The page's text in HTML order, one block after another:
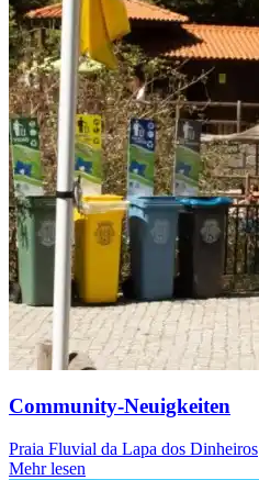
Community-Neuigkeiten
Praia Fluvial da Lapa dos Dinheiros
Mehr lesen